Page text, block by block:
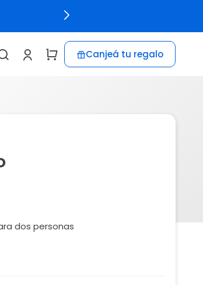
Canjeá tu regalo
dos personas